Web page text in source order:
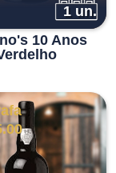
1 un.
10 Anos